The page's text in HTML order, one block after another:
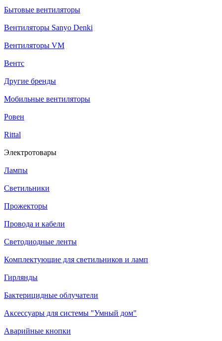
Бытовые вентиляторы
Вентиляторы Sanyo Denki
Вентиляторы VM
Вентс
Другие бренды
Мобильные вентиляторы
Ровен
Rittal
Электротовары
Лампы
Светильники
Прожекторы
Провода и кабели
Светодиодные ленты
Комплектующие для светильников и ламп
Гирлянды
Бактерицидные облучатели
Аксессуары для системы "Умный дом"
Аварийные кнопки